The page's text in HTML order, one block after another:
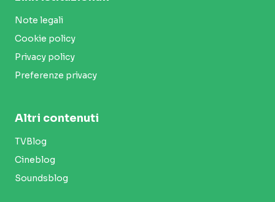
Note legali
Cookie policy
Privacy policy
Preferenze privacy
Altri contenuti
TVBlog
Cineblog
Soundsblog